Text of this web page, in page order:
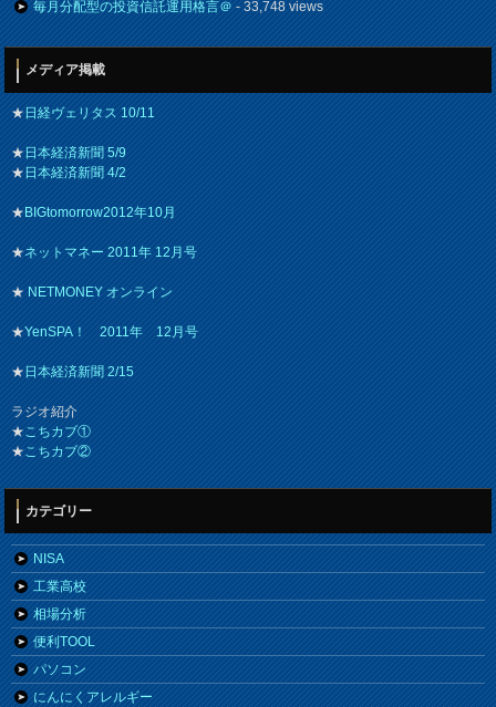
毎月分配型の投資信託運用格言＠- 33,748 views
メディア掲載
★日経ヴェリタス 10/11
★日本経済新聞 5/9
★日本経済新聞 4/2
★BIGtomorrow2012年10月
★ネットマネー 2011年 12月号
★NETMONEY オンライン
★YenSPA！ 2011年 12月号
★日本経済新聞 2/15
ラジオ紹介
★こちカブ①
★こちカブ②
カテゴリー
NISA
工業高校
相場分析
便利TOOL
パソコン
にんにくアレルギー